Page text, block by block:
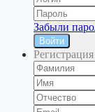
Забыли
Войти
Регистрация